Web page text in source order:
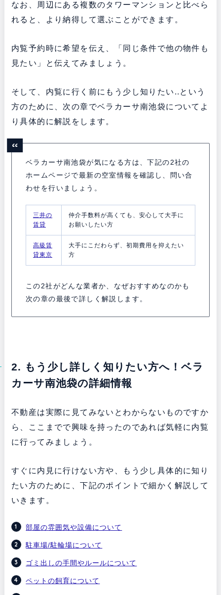
なお、周辺にある複数のタワーマンションと比べら
れると、より納得して選ぶことができます。
内覧予約時に希望を伝え、「同じ条件で他の物件も
見たい」と伝えてみましょう。
そして、内覧に行く前にもう少し知りたい..という
方のために、次の章でベラカーサ南池袋についてよ
り具体的に解説をします。
ベラカーサ南池袋が気になる方は、下記の2社の
ホームページで最新の空室情報を確認し、問い合
わせを行いましょう。
三井の
賃貸
仲介手数料が高くても、安心して大手に
お願いしたい方
高級賃
貸東京
大手にこだわらず、初期費用を抑えたい
方
この2社がどんな業者か、なぜおすすめなのかも
次の章の最後で詳しく解説します。
2. もう少し詳しく知りたい方へ！ベラ
カーサ南池袋の詳細情報
不動産は実際に見てみないとわからないものですか
ら、ここまでで興味を持ったのであれば気軽に内覧
に行ってみましょう。
すぐに内見に行けない方や、もう少し具体的に知り
たい方のために、下記のポイントで細かく解説して
いきます。
部屋の雰囲気や設備について
駐車場/駐輪場について
ゴミ出しの手間やルールについて
ペットの飼育について